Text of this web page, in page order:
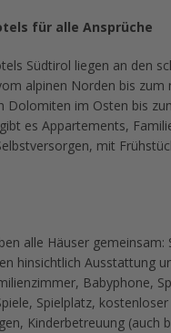
für alle Ansprüche
Südtirol liegen an den
alpinen Norden bis zum
Dolomiten im Osten bis
es Appartements,
mit
alle Häuser gemeinsam:
hinsichtlich Ausstattung
Babyphone,
Spielplatz,
Kinderbetreuung (auch